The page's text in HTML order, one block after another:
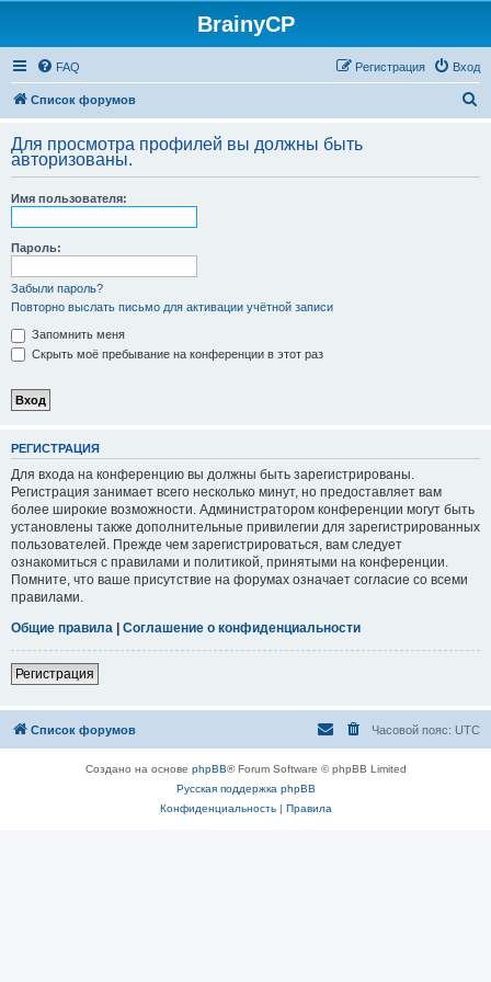
BrainyCP
FAQ Вход
Регистрация
Список форумов
с
Для просмотра профилей вы должны быть
авторизованы.
Имя пользователя:
Пароль:
Забыли пароль?
Повторно выслать письмо для активации учётной записи
Запомнить меня
Скрыть моё пребывание на конференции в этот раз
РЕГИСТРАЦИЯ
Для входа на конференцию вы должны быть зарегистрированы.
Регистрация занимает всего несколько минут, но предоставляет вам
более широкие возможности. Администратором конференции могут быть
установлены также дополнительные привилегии для зарегистрированных
пользователей. Прежде чем зарегистрироваться, вам следует
ознакомиться с правилами и политикой, принятыми на конференции.
Помните, что ваше присутствие на форумах означает согласие со всеми
правилами.
Общие правила | Соглашение о конфиденциальности
Регистрация
Список форумов Часовой пояс: UTC
Создано на основе phpBB® Forum Software © phpBB Limited
Русская поддержка phpBB
Конфиденциальность| Правила